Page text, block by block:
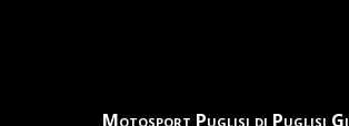
Motosport Puglisi di Puglisi